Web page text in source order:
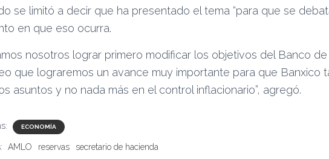
se limitó a decir que ha presentado el tema “para que se
en que eso ocurra.
nosotros lograr primero modificar los objetivos del Banco de
que lograremos un avance muy importante para que Banxico
asuntos y no nada más en el control inflacionario”, agregó.
ECONOMÍA
AMLO reservas secretario de hacienda